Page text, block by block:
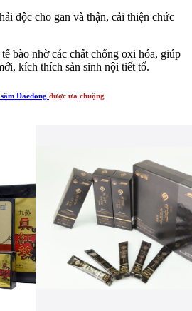
độc cho gan và thận, cải thiện chức
bào nhờ các chất chống oxi hóa, giúp
kích thích sản sinh nội tiết tố.
Daedong được ưa chuộng